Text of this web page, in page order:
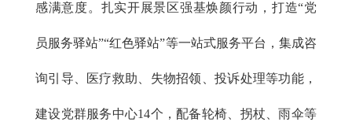
感满意度。扎实开展景区强基焕颜行动，打造“党
员服务驿站”“红色驿站”等一站式服务平台，集成咨
询引导、医疗救助、失物招领、投诉处理等功能，
建设党群服务中心14个，配备轮椅、拐杖、雨伞等